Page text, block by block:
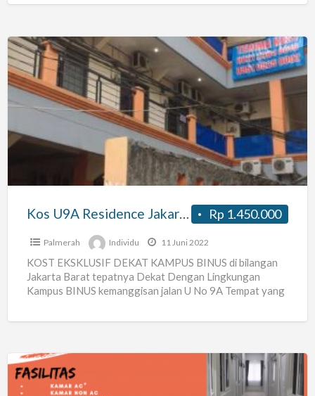
Kos
U9A
Residence
Jakarta
Barat
Kampus
Rp 1.450.000
Kos U9A Residence Jakarta Barat Dekat Kampus Binus
Palmerah Individu 11 Juni 2022
KOST EKSKLUSIF DEKAT KAMPUS BINUS di bilangan
Jakarta Barat tepatnya Dekat Dengan Lingkungan
Kampus BINUS kemanggisan jalan U No 9A Tempat yang
Kost